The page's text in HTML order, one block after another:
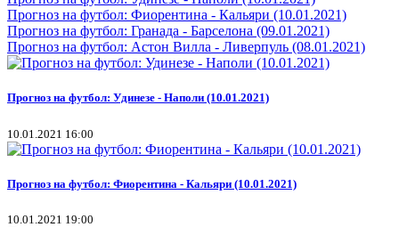
Прогноз на футбол: Фиорентина - Кальяри (10.01.2021)
Прогноз на футбол: Гранада - Барселона (09.01.2021)
Прогноз на футбол: Астон Вилла - Ливерпуль (08.01.2021)
Прогноз на футбол: Удинезе - Наполи (10.01.2021)
10.01.2021 16:00
Прогноз на футбол: Фиорентина - Кальяри (10.01.2021)
10.01.2021 19:00